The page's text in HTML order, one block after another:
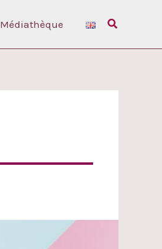
Médiathèque Rechercher